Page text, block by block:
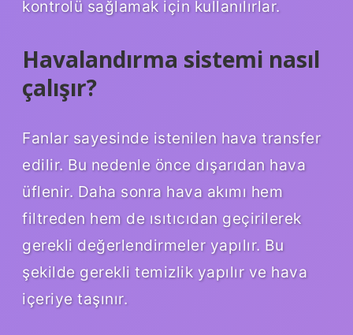
kontrolü sağlamak için kullanılırlar.
Havalandırma sistemi nasıl
çalışır?
Fanlar sayesinde istenilen hava transfer
edilir. Bu nedenle önce dışarıdan hava
üflenir. Daha sonra hava akımı hem
filtreden hem de ısıtıcıdan geçirilerek
gerekli değerlendirmeler yapılır. Bu
şekilde gerekli temizlik yapılır ve hava
içeriye taşınır.